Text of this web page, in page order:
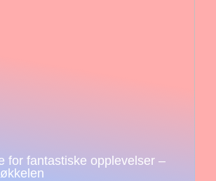
for fantastiske opplevelser –